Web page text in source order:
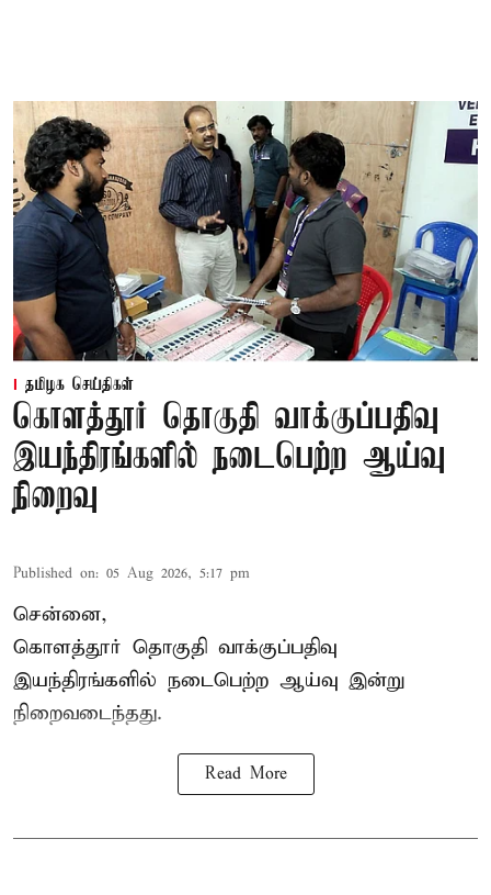
தமிழக செய்திகள்
கொளத்தூர் தொகுதி வாக்குப்பதிவு
இயந்திரங்களில் நடைபெற்ற ஆய்வு
நிறைவு
Published on: 05 Aug 2026, 5:17 pm
சென்னை,
கொளத்தூர் தொகுதி வாக்குப்பதிவு
இயந்திரங்களில் நடைபெற்ற ஆய்வு இன்று
நிறைவடைந்தது.
Read More